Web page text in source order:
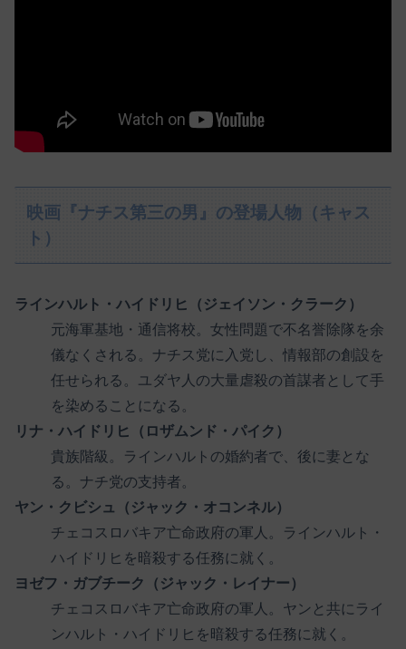
映画『ナチス第三の男』の登場人物（キャス
ト）
ラインハルト・ハイドリヒ（ジェイソン・クラーク）
元海軍基地・通信将校。女性問題で不名誉除隊を余
儀なくされる。ナチス党に入党し、情報部の創設を
任せられる。ユダヤ人の大量虐殺の首謀者として手
を染めることになる。
リナ・ハイドリヒ（ロザムンド・パイク）
貴族階級。ラインハルトの婚約者で、後に妻とな
る。ナチ党の支持者。
ヤン・クビシュ（ジャック・オコンネル）
チェコスロバキア亡命政府の軍人。ラインハルト・
ハイドリヒを暗殺する任務に就く。
ヨゼフ・ガブチーク（ジャック・レイナー）
チェコスロバキア亡命政府の軍人。ヤンと共にライ
ンハルト・ハイドリヒを暗殺する任務に就く。